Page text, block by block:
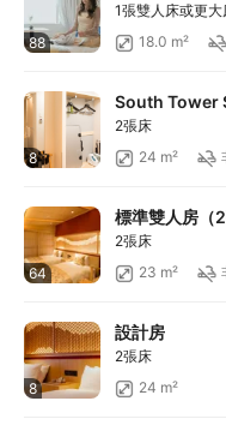
88
1張雙人床或更大
18.0 m²
8
South Tower
2張床
24 m²
64
標準雙人房（2
2張床
23 m²
8
設計房
2張床
24 m²